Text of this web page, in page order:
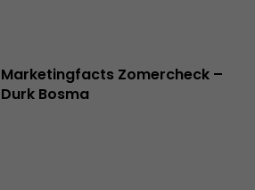
Marketingfacts Zomercheck –
Durk Bosma